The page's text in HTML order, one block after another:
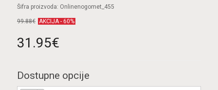
Šifra proizvoda: Onlinenogomet_455
99.88€ AKCIJA - 60%
31.95€
Dostupne opcije